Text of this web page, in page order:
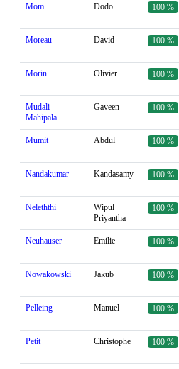
Mom Dodo 100 %
Moreau David 100 %
Morin Olivier 100 %
Mudali
Mahipala
Gaveen 100 %
Mumit Abdul 100 %
Nandakumar Kandasamy 100 %
Neleththi
Wipul
Priyantha
100 %
Neuhauser Emilie 100 %
Nowakowski Jakub 100 %
Pelleing Manuel 100 %
Petit Christophe 100 %